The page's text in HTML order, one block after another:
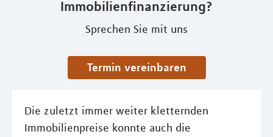
Immobilienfinanzierung?
Sprechen Sie mit uns
Termin vereinbaren
Die zuletzt immer weiter kletternden
Immobilienpreise konnte auch die